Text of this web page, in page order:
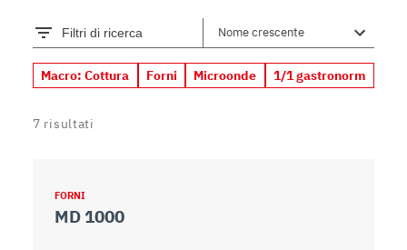
Filtri di ricerca
Macro: Cottura Forni Microonde 1/1 gastronorm
7 risultati
FORNI
MD 1000